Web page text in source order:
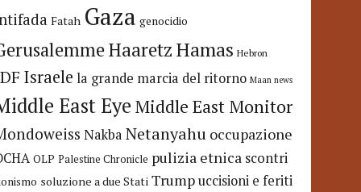
Fatah Gaza genocidio
HaaretzHamas Hebron
Israele la grande marcia del ritorno Maan news
East Eye Middle East Monitor
Nakba Netanyahu occupazione
OLP Palestine Chronicle pulizia etnica scontri
soluzione a due Stati Trumpuccisioni e feriti